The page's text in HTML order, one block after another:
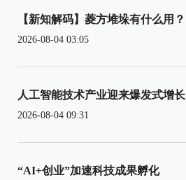
【新知解码】菱方堆垛有什么用？
2026-08-04 03:05
人工智能技术产业迎来爆发式增长
2026-08-04 09:31
“AI+创业”加速科技成果孵化